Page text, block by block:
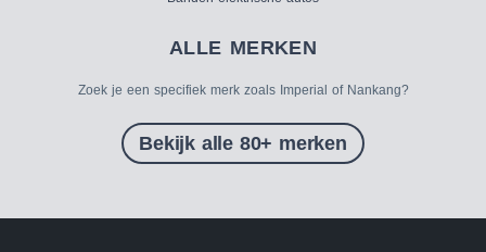
ALLE MERKEN
Zoek je een specifiek merk zoals Imperial of Nankang?
Bekijk alle 80+ merken